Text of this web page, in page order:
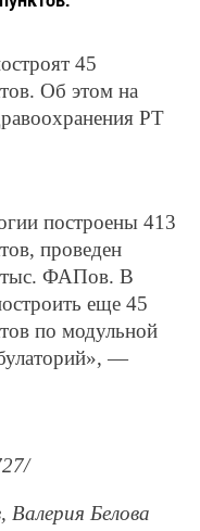
45
Об этом на
РТ
построены 413
проведен
тыс. ФАПов. В
еще 45
по модульной
—
Белова